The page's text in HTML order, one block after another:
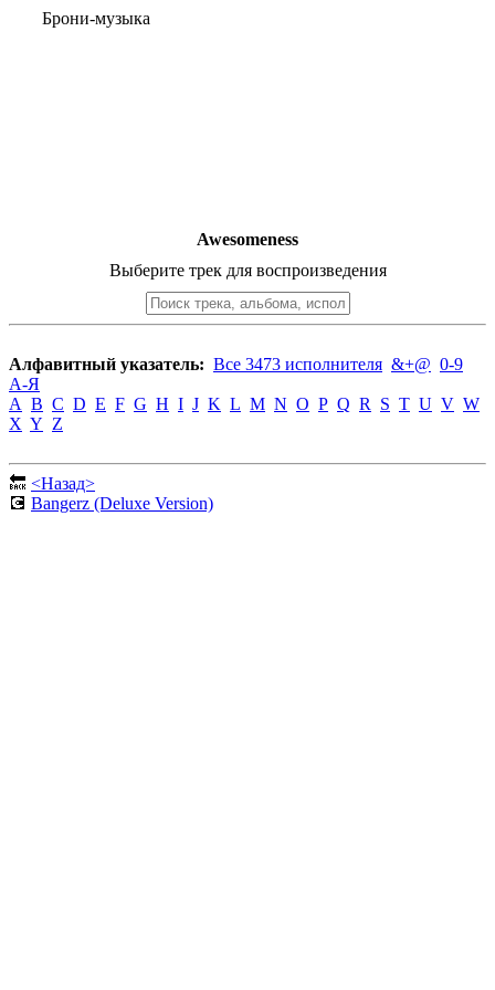
Брони-музыка
Awesomeness
Выберите трек для воспроизведения
Алфавитный указатель: Все 3473 исполнителя &+@ 0-9
А-Я
A B C D E F G H I J K L M N O P Q R S T U V W
X Y Z
🔙 <Назад>
💽 Bangerz (Deluxe Version)